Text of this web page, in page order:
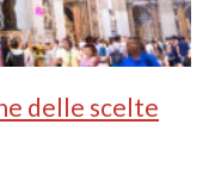
delle scelte